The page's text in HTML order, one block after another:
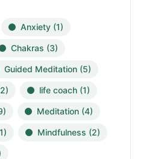
Anxiety (1)
Chakras (3)
Guided Meditation (5)
life coach (1)
Meditation (4)
Mindfulness (2)